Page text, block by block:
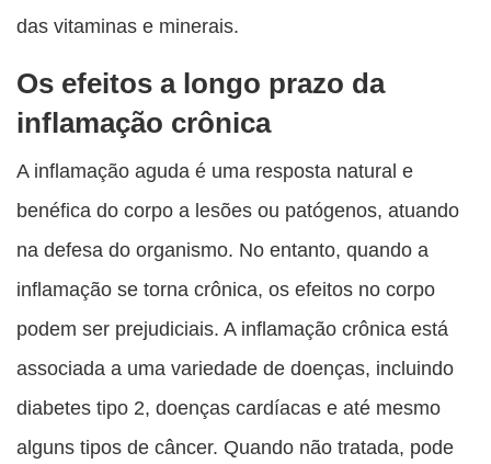
das vitaminas e minerais.
Os efeitos a longo prazo da
inflamação crônica
A inflamação aguda é uma resposta natural e
benéfica do corpo a lesões ou patógenos, atuando
na defesa do organismo. No entanto, quando a
inflamação se torna crônica, os efeitos no corpo
podem ser prejudiciais. A inflamação crônica está
associada a uma variedade de doenças, incluindo
diabetes tipo 2, doenças cardíacas e até mesmo
alguns tipos de câncer. Quando não tratada, pode